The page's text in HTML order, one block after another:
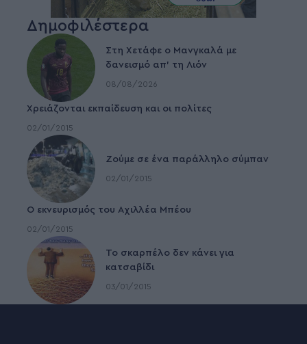
Δημοφιλέστερα
Στη Χετάφε ο Μανγκαλά με
δανεισμό απ’ τη Λιόν
08/08/2026
Χρειάζονται εκπαίδευση και οι πολίτες
02/01/2015
Ζούμε σε ένα παράλληλο σύμπαν
02/01/2015
Ο εκνευρισμός του Αχιλλέα Μπέου
02/01/2015
To σκαρπέλο δεν κάνει για
κατσαβίδι
03/01/2015